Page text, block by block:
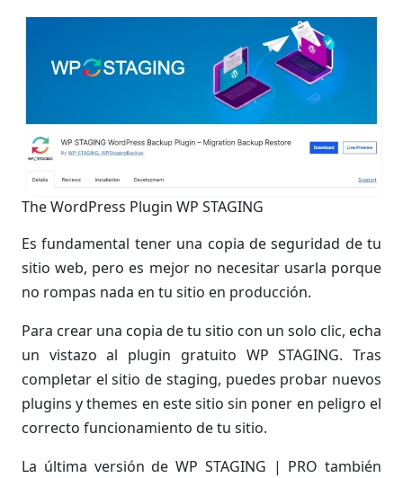
The WordPress Plugin WP STAGING
Es fundamental tener una copia de seguridad de tu
sitio web, pero es mejor no necesitar usarla porque
no rompas nada en tu sitio en producción.
Para crear una copia de tu sitio con un solo clic, echa
un vistazo al plugin gratuito WP STAGING. Tras
completar el sitio de staging, puedes probar nuevos
plugins y themes en este sitio sin poner en peligro el
correcto funcionamiento de tu sitio.
La última versión de WP STAGING | PRO también